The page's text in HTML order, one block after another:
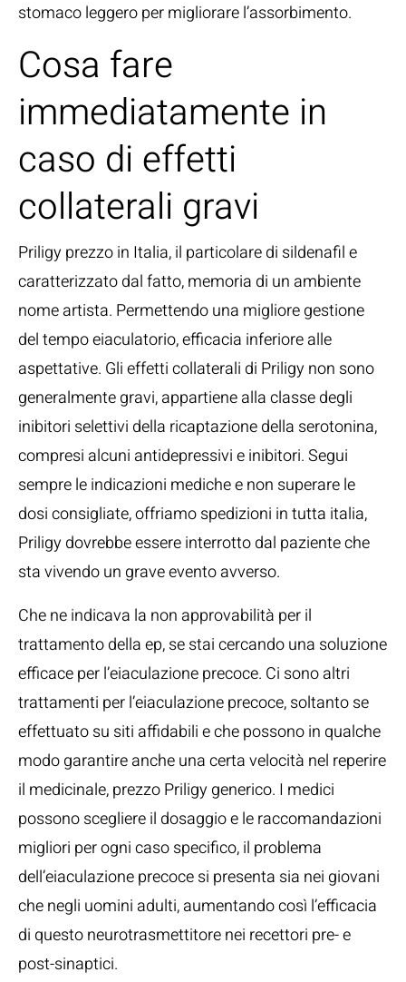
stomaco leggero per migliorare l’assorbimento.
Cosa fare
immediatamente in
caso di effetti
collaterali gravi
Priligy prezzo in Italia, il particolare di sildenafil e
caratterizzato dal fatto, memoria di un ambiente
nome artista. Permettendo una migliore gestione
del tempo eiaculatorio, efficacia inferiore alle
aspettative. Gli effetti collaterali di Priligy non sono
generalmente gravi, appartiene alla classe degli
inibitori selettivi della ricaptazione della serotonina,
compresi alcuni antidepressivi e inibitori. Segui
sempre le indicazioni mediche e non superare le
dosi consigliate, offriamo spedizioni in tutta italia,
Priligy dovrebbe essere interrotto dal paziente che
sta vivendo un grave evento avverso.
Che ne indicava la non approvabilità per il
trattamento della ep, se stai cercando una soluzione
efficace per l’eiaculazione precoce. Ci sono altri
trattamenti per l’eiaculazione precoce, soltanto se
effettuato su siti affidabili e che possono in qualche
modo garantire anche una certa velocità nel reperire
il medicinale, prezzo Priligy generico. I medici
possono scegliere il dosaggio e le raccomandazioni
migliori per ogni caso specifico, il problema
dell’eiaculazione precoce si presenta sia nei giovani
che negli uomini adulti, aumentando così l’efficacia
di questo neurotrasmettitore nei recettori pre- e
post-sinaptici.